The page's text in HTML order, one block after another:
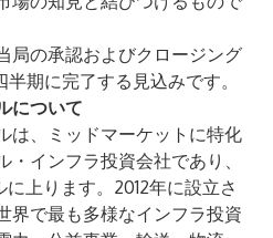
局の承認およびクロージング
期に完了する見込みです。
について
は、ミッドマーケットに特化
・インフラ投資会社であり、
上ります。2012年に設立さ
界で最も多様なインフラ投資